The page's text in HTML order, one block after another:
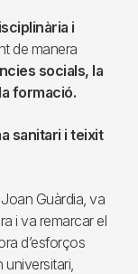
i
de manera
socials, la
formació.
sanitari i teixit
Guàrdia, va
i va remarcar el
d’esforços
universitari,